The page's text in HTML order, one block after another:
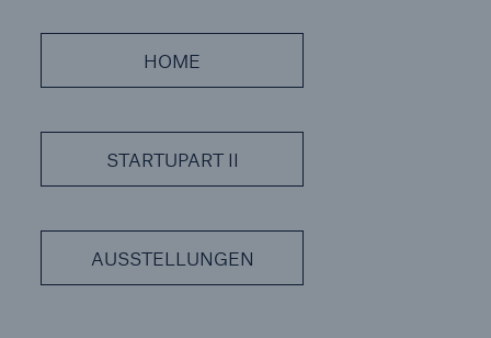
HOME
STARTUPART II
AUSSTELLUNGEN
Navigation schließen oder Escape-Taste drücken